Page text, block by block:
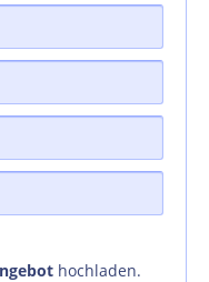
hochladen.